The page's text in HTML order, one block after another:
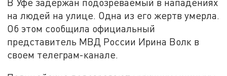
на людей на улице. Одна из его жертв умерла.
Об этом сообщила официальный
представитель МВД России Ирина Волк в
своем телеграм-канале.